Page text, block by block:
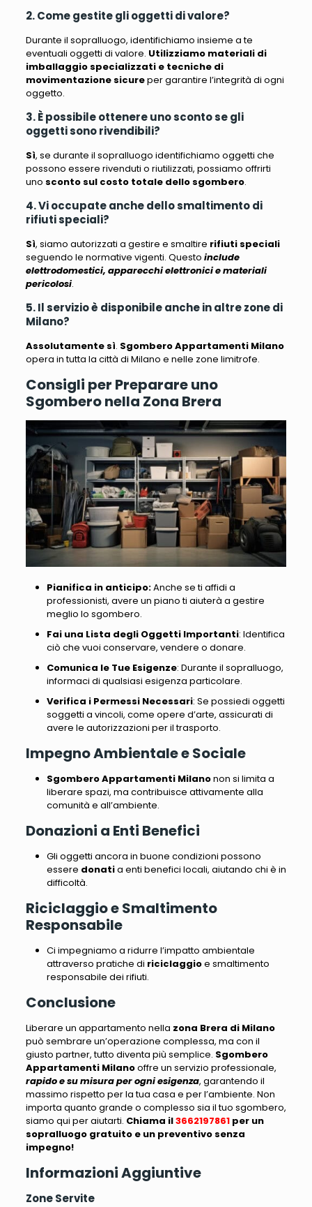
2. Come gestite gli oggetti di valore?
Durante il sopralluogo, identifichiamo insieme a te
eventuali oggetti di valore. Utilizziamo materiali di
imballaggio specializzati e tecniche di
movimentazione sicureper garantire l’integrità di ogni
oggetto.
3. È possibile ottenere uno sconto se gli
oggetti sono rivendibili?
Sì, se durante il sopralluogo identifichiamo oggetti che
possono essere rivenduti o riutilizzati, possiamo offrirti
uno sconto sul costo totale dello sgombero.
4. Vi occupate anche dello smaltimento di
rifiuti speciali?
Sì, siamo autorizzati a gestire e smaltire rifiuti speciali
seguendo le normative vigenti. Questo include
elettrodomestici, apparecchi elettronici e materiali
pericolosi.
5. Il servizio è disponibile anche in altre zone di
Milano?
Assolutamente sì. Sgombero Appartamenti Milano
opera in tutta la città di Milano e nelle zone limitrofe.
Consigli per Preparare uno
Sgombero nella Zona Brera
Pianifica in anticipo:Anche se ti affidi a
professionisti, avere un piano ti aiuterà a gestire
meglio lo sgombero.
Fai una Lista degli Oggetti Importanti: Identifica
ciò che vuoi conservare, vendere o donare.
Comunica le Tue Esigenze: Durante il sopralluogo,
informaci di qualsiasi esigenza particolare.
Verifica i Permessi Necessari: Se possiedi oggetti
soggetti a vincoli, come opere d’arte, assicurati di
avere le autorizzazioni per il trasporto.
Impegno Ambientale e Sociale
Sgombero Appartamenti Milanonon si limita a
liberare spazi, ma contribuisce attivamente alla
comunità e all’ambiente.
Donazioni a Enti Benefici
Gli oggetti ancora in buone condizioni possono
essere donatia enti benefici locali, aiutando chi è in
difficoltà.
Riciclaggio e Smaltimento
Responsabile
Ci impegniamo a ridurre l’impatto ambientale
attraverso pratiche di riciclaggioe smaltimento
responsabile dei rifiuti.
Conclusione
Liberare un appartamento nella zona Brera di Milano
può sembrare un’operazione complessa, ma con il
giusto partner, tutto diventa più semplice. Sgombero
Appartamenti Milanooffre un servizio professionale,
rapido e su misura per ogni esigenza, garantendo il
massimo rispetto per la tua casa e per l’ambiente. Non
importa quanto grande o complesso sia il tuo sgombero,
siamo qui per aiutarti. Chiama il3662197861per un
sopralluogo gratuito e un preventivo senza
impegno!
Informazioni Aggiuntive
Zone Servite